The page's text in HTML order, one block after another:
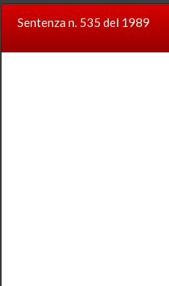
Sentenza n. 535 del 1989